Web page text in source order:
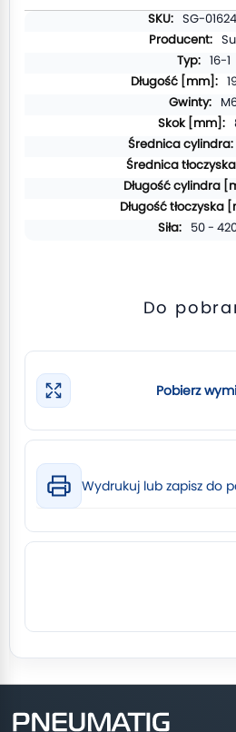
SG-
16-1
50 -
Do
Pobierz
Wydrukuj lub zapisz do